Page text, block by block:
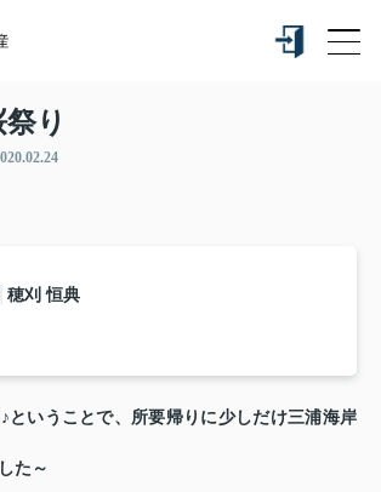
り
穂刈 恒典
ということで、所要帰りに少しだけ三浦海岸
た～